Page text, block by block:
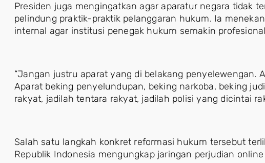
Presiden juga mengingatkan agar aparatur negara tidak
pelindung praktik-praktik pelanggaran hukum. Ia
internal agar institusi penegak hukum semakin
“Jangan justru aparat yang di belakang penyelewengan.
Aparat beking penyelundupan, beking narkoba, beking
rakyat, jadilah tentara rakyat, jadilah polisi yang dicintai
Salah satu langkah konkret reformasi hukum tersebut
Republik Indonesia mengungkap jaringan perjudian